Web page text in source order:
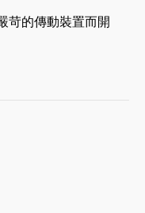
苛的傳動裝置而開